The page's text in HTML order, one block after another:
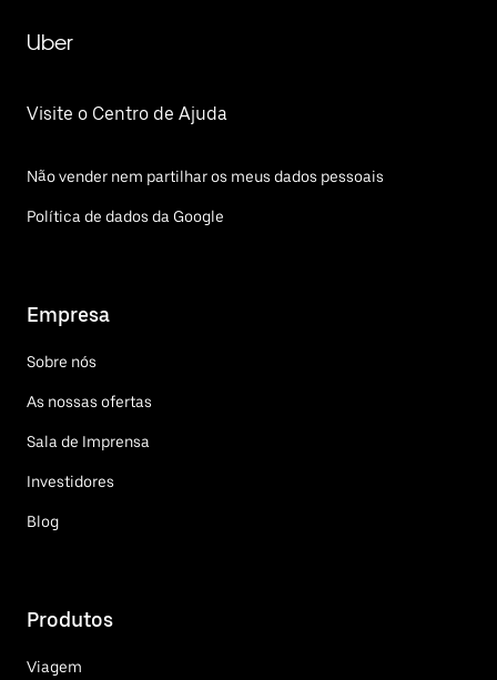
Uber
Visite o Centro de Ajuda
Não vender nem partilhar os meus dados pessoais
Política de dados da Google
Empresa
Sobre nós
As nossas ofertas
Sala de Imprensa
Investidores
Blog
Produtos
Viagem